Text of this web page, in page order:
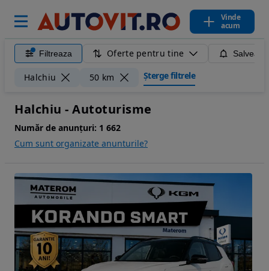
Vinde
acum
Filtreaza Oferte pentru tine
Halchiu 50 km Șterge filtrele
Halchiu - Autoturisme
Număr de anunțuri: 1 662
Cum sunt organizate anunturile?